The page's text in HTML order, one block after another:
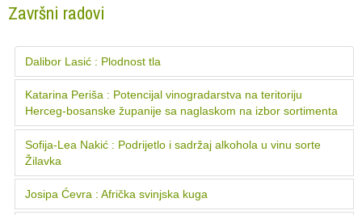
Završni radovi
Dalibor Lasić : Plodnost tla
Katarina Periša : Potencijal vinogradarstva na teritoriju
Herceg-bosanske županije sa naglaskom na izbor sortimenta
Sofija-Lea Nakić : Podrijetlo i sadržaj alkohola u vinu sorte
Žilavka
Josipa Ćevra : Afrička svinjska kuga